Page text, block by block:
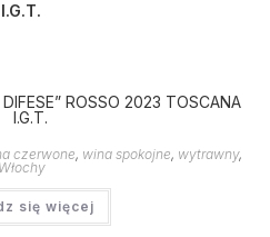
I.G.T.
czerwone, wina spokojne, wytrawny,
Włochy
się więcej